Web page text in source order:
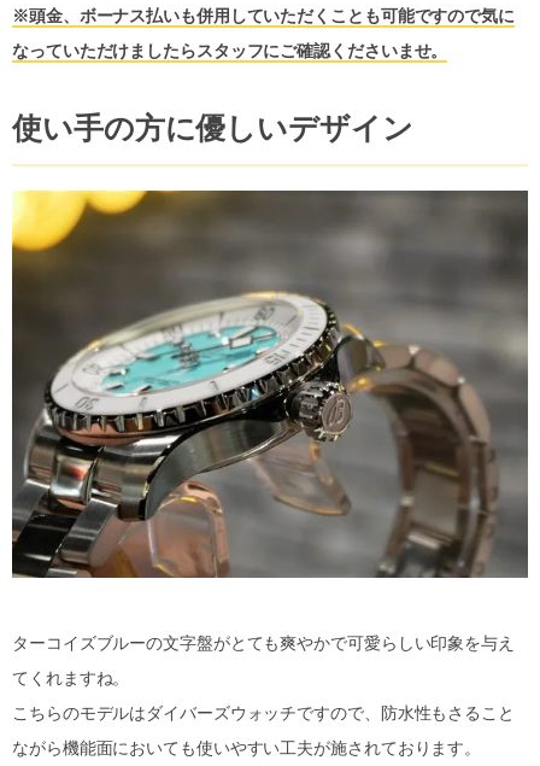
※頭金、ボーナス払いも併用していただくことも可能ですので気に
なっていただけましたらスタッフにご確認くださいませ。
使い手の方に優しいデザイン
ターコイズブルーの文字盤がとても爽やかで可愛らしい印象を与え
てくれますね。
こちらのモデルはダイバーズウォッチですので、防水性もさること
ながら機能面においても使いやすい工夫が施されております。